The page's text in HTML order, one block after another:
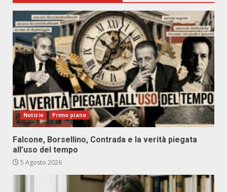
Notizie Primo piano
Falcone, Borsellino, Contrada e la verità piegata
all’uso del tempo
5 Agosto 2026